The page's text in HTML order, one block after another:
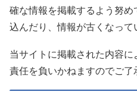
確な情報を掲載するよう努め
込んだり、情報が古くなって
当サイトに掲載された内容
責任を負いかねますのでご了